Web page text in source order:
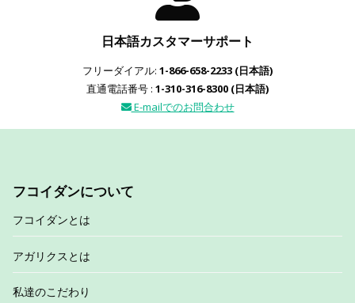
日本語カスタマーサポート
フリーダイアル: 1-866-658-2233 (日本語)
直通電話番号 : 1-310-316-8300 (日本語)
E-mailでのお問合わせ
フコイダンについて
フコイダンとは
アガリクスとは
私達のこだわり